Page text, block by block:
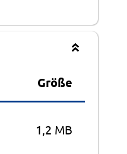
Größe
1,2 MB